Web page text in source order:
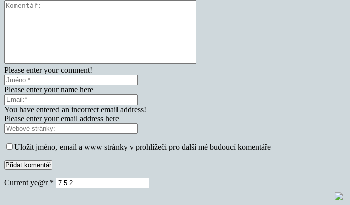
Please enter your comment!
Please enter your name here
You have entered an incorrect email address!
Please enter your email address here
Uložit jméno, email a www stránky v prohlížeči pro další mé budoucí komentáře
Current ye@r *